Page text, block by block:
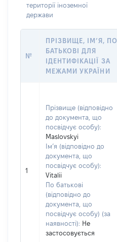
території іноземної
держави
№
ПРІЗВИЩЕ, ІМ’Я, ПО
БАТЬКОВІ ДЛЯ
ІДЕНТИФІКАЦІЇ ЗА
МЕЖАМИ УКРАЇНИ
1
Прізвище (відповідно
до документа, що
посвідчує особу):
Maslovskyi
Ім’я (відповідно до
документа, що
посвідчує особу):
Vitalii
По батькові
(відповідно до
документа, що
посвідчує особу) (за
наявності): Не
застосовується